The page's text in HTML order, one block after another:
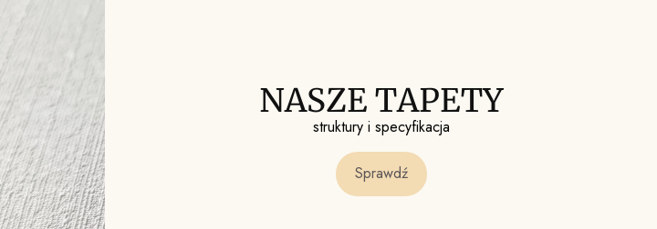
NASZE TAPETY
struktury i specyfikacja
Sprawdź